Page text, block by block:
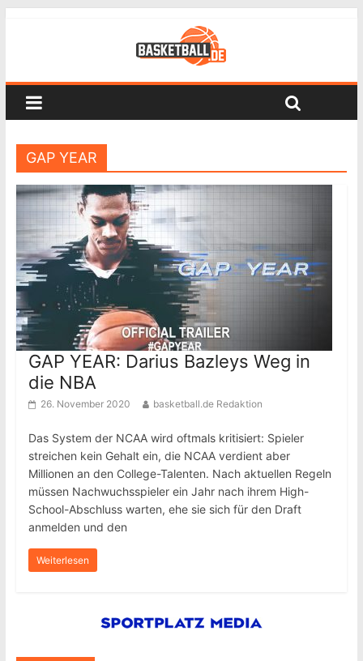
GAP YEAR
GAP YEAR: Darius Bazleys Weg in
die NBA
26. November 2020 basketball.de Redaktion
Das System der NCAA wird oftmals kritisiert: Spieler
streichen kein Gehalt ein, die NCAA verdient aber
Millionen an den College-Talenten. Nach aktuellen Regeln
müssen Nachwuchsspieler ein Jahr nach ihrem High-
School-Abschluss warten, ehe sie sich für den Draft
anmelden und den
Weiterlesen